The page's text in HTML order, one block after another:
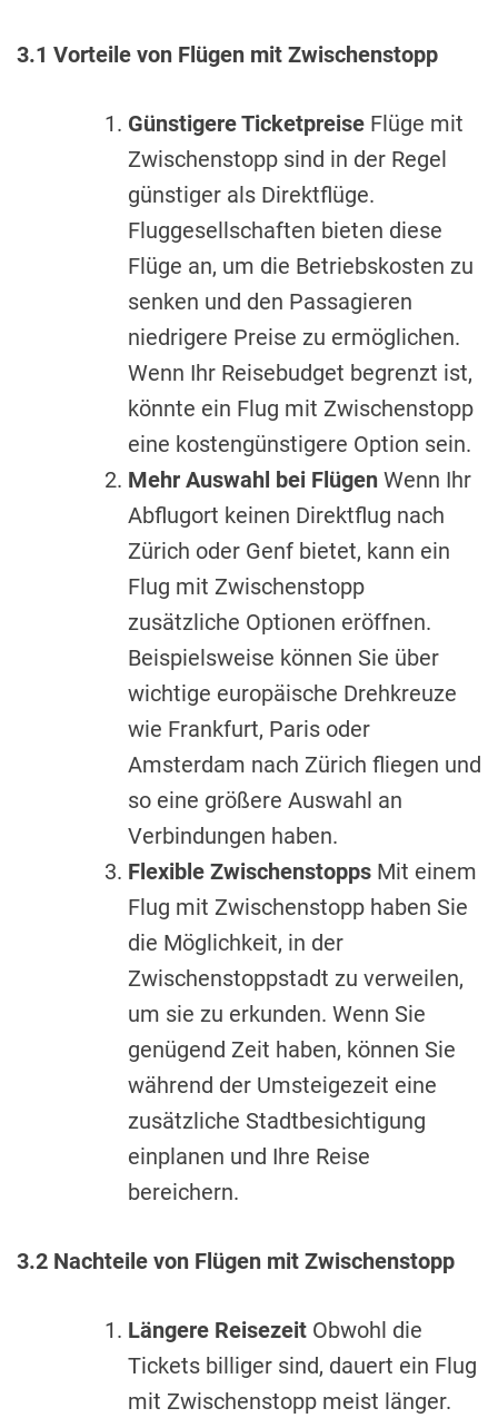
3.1 Vorteile von Flügen mit Zwischenstopp
Günstigere Ticketpreise Flüge mit
Zwischenstopp sind in der Regel
günstiger als Direktflüge.
Fluggesellschaften bieten diese
Flüge an, um die Betriebskosten zu
senken und den Passagieren
niedrigere Preise zu ermöglichen.
Wenn Ihr Reisebudget begrenzt ist,
könnte ein Flug mit Zwischenstopp
eine kostengünstigere Option sein.
Mehr Auswahl bei Flügen Wenn Ihr
Abflugort keinen Direktflug nach
Zürich oder Genf bietet, kann ein
Flug mit Zwischenstopp
zusätzliche Optionen eröffnen.
Beispielsweise können Sie über
wichtige europäische Drehkreuze
wie Frankfurt, Paris oder
Amsterdam nach Zürich fliegen und
so eine größere Auswahl an
Verbindungen haben.
Flexible Zwischenstopps Mit einem
Flug mit Zwischenstopp haben Sie
die Möglichkeit, in der
Zwischenstoppstadt zu verweilen,
um sie zu erkunden. Wenn Sie
genügend Zeit haben, können Sie
während der Umsteigezeit eine
zusätzliche Stadtbesichtigung
einplanen und Ihre Reise
bereichern.
3.2 Nachteile von Flügen mit Zwischenstopp
Längere Reisezeit Obwohl die
Tickets billiger sind, dauert ein Flug
mit Zwischenstopp meist länger.